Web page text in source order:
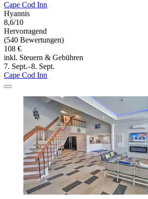
Cape Cod Inn
Hyannis
8,6/10
Hervorragend
(540 Bewertungen)
108 €
inkl. Steuern & Gebühren
7. Sept.–8. Sept.
Cape Cod Inn